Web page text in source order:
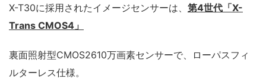
X-T30に採用されたイメージセンサーは、 第4世代「X-
Trans CMOS4」
裏面照射型CMOS2610万画素センサーで、ローパスフィ
ルターレス仕様。